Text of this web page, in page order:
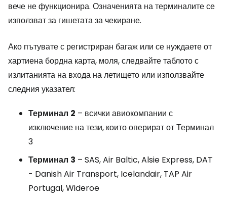
вече не функционира. Означенията на терминалите се
използват за гишетата за чекиране.
Ако пътувате с регистриран багаж или се нуждаете от
хартиена бордна карта, моля, следвайте таблото с
излитанията на входа на летището или използвайте
следния указател:
Терминал 2 – всички авиокомпании с
изключение на тези, които оперират от Терминал
3
Терминал 3 – SAS, Air Baltic, Alsie Express, DAT
- Danish Air Transport, Icelandair, TAP Air
Portugal, Wideroe